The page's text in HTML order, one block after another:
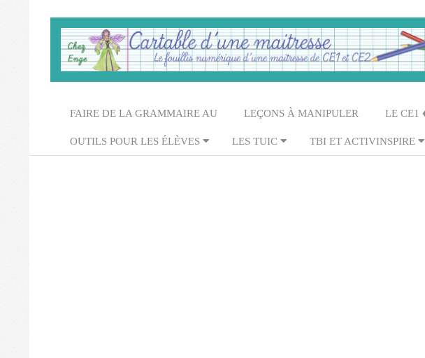
content
Cartable
d'une
maitresse
Secondary
Menu
FAIRE DE LA GRAMMAIRE AU LEÇONS À MANIPULER LE CE1
OUTILS POUR LES ÉLÈVES LES TUIC TBI ET ACTIVINSPIRE